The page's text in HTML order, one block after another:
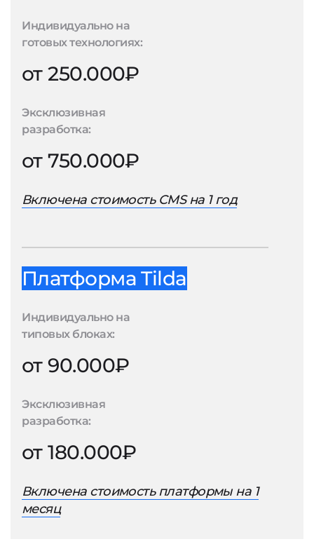
Индивидуально на
готовых технологиях:
от 250.000₽
Эксклюзивная
разработка:
от 750.000₽
Включена стоимость CMS на 1 год
Платформа Tilda
Индивидуально на
типовых блоках:
от 90.000₽
Эксклюзивная
разработка:
от 180.000₽
Включена стоимость платформы на 1
месяц